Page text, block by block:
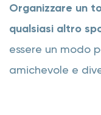
Organizzare un
qualsiasi altro
essere un modo
amichevole e